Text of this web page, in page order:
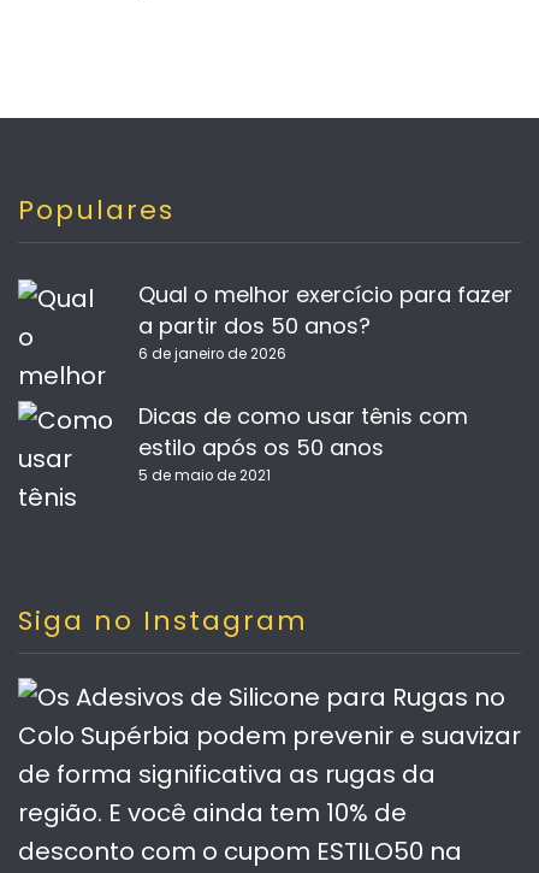
Populares
Qual o melhor exercício para fazer
a partir dos 50 anos?
6 de janeiro de 2026
Dicas de como usar tênis com
estilo após os 50 anos
5 de maio de 2021
Siga no Instagram